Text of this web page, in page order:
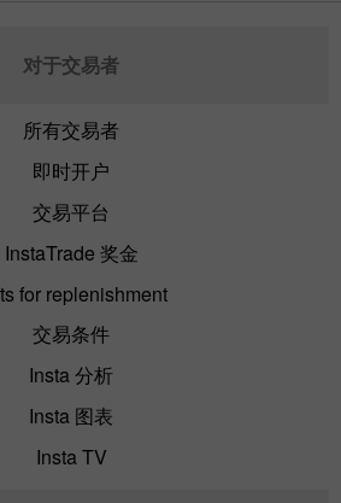
对于交易者
所有交易者
即时开户
交易平台
InstaTrade 奖金
for replenishment
交易条件
Insta 分析
Insta 图表
Insta TV